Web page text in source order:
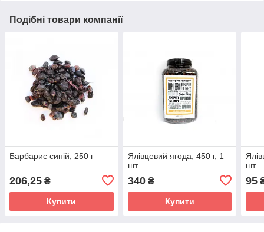
Подібні товари компанії
Барбарис синій, 250 г
206,25 ₴
Купити
Ялівцевий ягода, 450 г, 1
шт
340₴
Купити
шт
95